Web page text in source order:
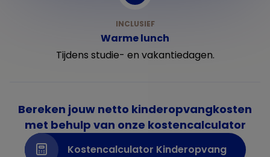
Warme lunch
Tijdens studie- en vakantiedagen.
Bereken jouw netto kinderopvangkosten
met behulp van onze kostencalculator
Kostencalculator Kinderopvang